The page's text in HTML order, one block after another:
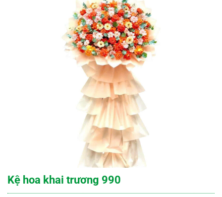
Kệ hoa khai trương 990